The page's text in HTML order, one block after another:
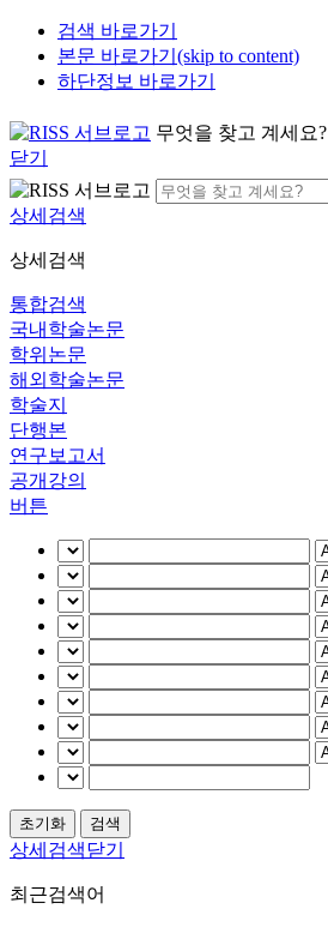
검색 바로가기
본문 바로가기(skip to content)
하단정보 바로가기
무엇을 찾고 계세요?
닫기
상세검색
상세검색
통합검색
국내학술논문
학위논문
해외학술논문
학술지
단행본
연구보고서
공개강의
버튼
상세검색닫기
최근검색어